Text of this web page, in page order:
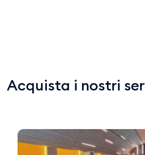
Acquista i nostri